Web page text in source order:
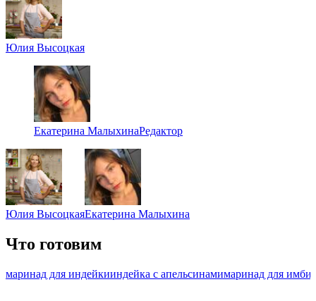
Юлия Высоцкая
Екатерина МалыхинаРедактор
Юлия ВысоцкаяЕкатерина Малыхина
Что готовим
маринад для индейкииндейка с апельсинамимаринад для